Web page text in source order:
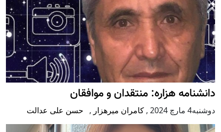
دانشنامه هزاره: منتقدان و موافقان
دوشنبه4 مارچ 2024 , کامران میرهزار , حسن علی عدالت